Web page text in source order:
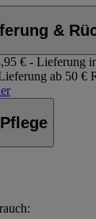
&
€ - Lieferung
ab 50 €